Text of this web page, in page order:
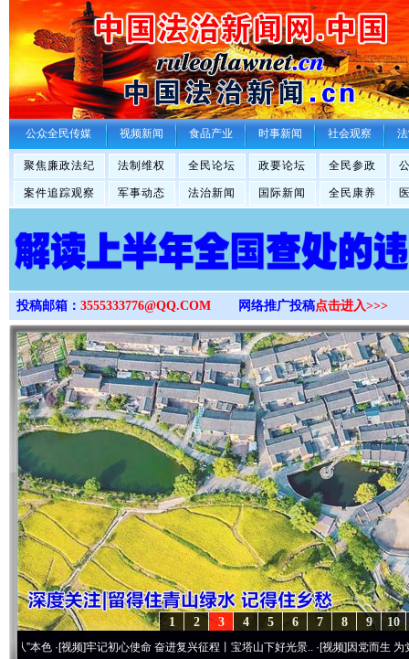
>
公众全民传媒 视频新闻 食品产业 时事新闻 社会观察
聚焦廉政法纪 法制维权 全民论坛 政要论坛 全民参政
案件追踪观察 军事动态 法治新闻 国际新闻 全民康养
投稿邮箱： 3555333776@QQ.COM 网络推广投稿点击进入>>>
10
9
8
7
6
5
4
3
2
1
频]牢记初心使命 奋进复兴征程丨宝塔山下好光景..·[视频]因党而生 为党而战——百